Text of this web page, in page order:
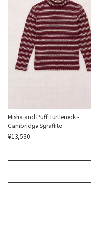
Misha and Puff Turtleneck -
Cambridge Sgraffito
¥13,530